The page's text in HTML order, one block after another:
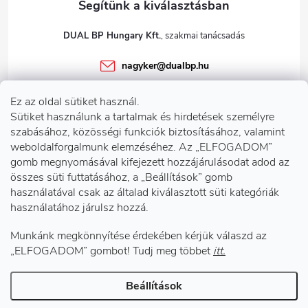
Ez az oldal sütiket használ.
Sütiket használunk a tartalmak és hirdetések személyre
szabásához, közösségi funkciók biztosításához, valamint
weboldalforgalmunk elemzéséhez. Az „ELFOGADOM”
gomb megnyomásával kifejezett hozzájárulásodat adod az
összes süti futtatásához, a „Beállítások” gomb
használatával csak az általad kiválasztott süti kategóriák
használatához járulsz hozzá.
Munkánk megkönnyítése érdekében kérjük válaszd az
„ELFOGADOM” gombot! Tudj meg többet itt.
Beállítások
Információk önnek
Telephelyeink
Facebook
DUAL BP Hungary Kft.
nagyker@dualbp.hu
dualbp.hu
Copyright 2026DUAL BP Hungary Kft.. Minden jog fenntartva.Süti